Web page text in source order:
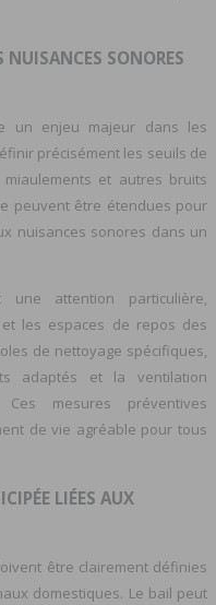
SONORES
un enjeu majeur dans les
précisément les seuils de
et autres bruits
peuvent être étendues pour
nuisances sonores dans un
une attention particulière,
les espaces de repos des
de nettoyage spécifiques,
adaptés et la ventilation
mesures préventives
de vie agréable pour tous
LIÉES AUX
être clairement définies
domestiques. Le bail peut